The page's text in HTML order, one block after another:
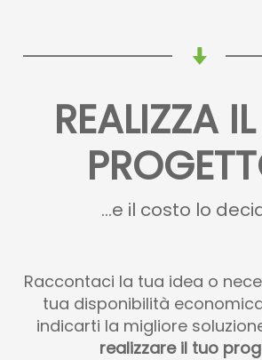
REALIZZA
...e il costo lo
Raccontaci la tua idea o
tua disponibilità
indicarti la migliore
realizzare il tuo